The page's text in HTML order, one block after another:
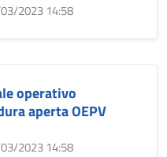
2023 14:58
operativo
aperta OEPV
2023 14:58